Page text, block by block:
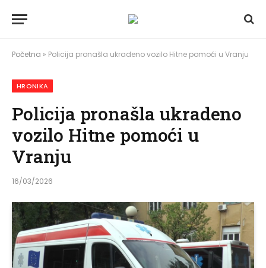
Početna » Policija pronašla ukradeno vozilo Hitne pomoći u Vranju
HRONIKA
Policija pronašla ukradeno
vozilo Hitne pomoći u
Vranju
16/03/2026